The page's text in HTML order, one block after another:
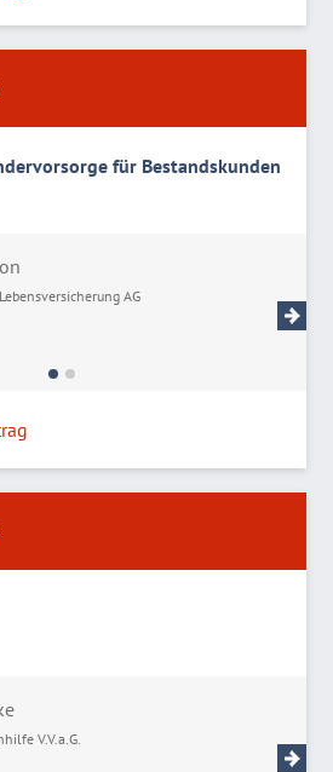
für Bestandskunden
Lebensversicherung AG
V.V.a.G.